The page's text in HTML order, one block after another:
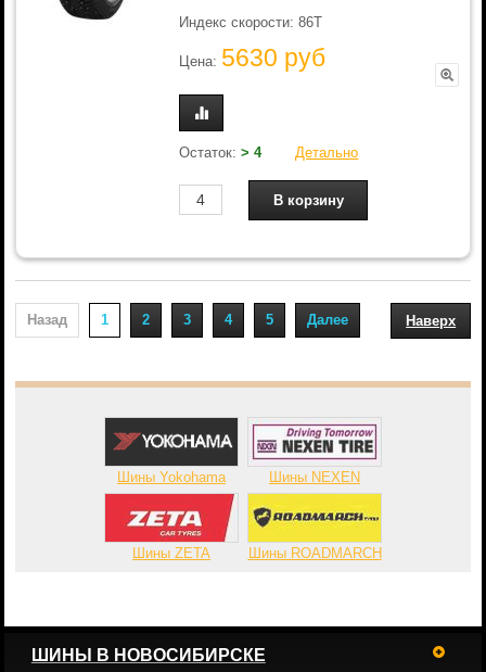
Индекс скорости: 86T
Цена: 5630 руб
Остаток:> 4 Детально
Назад 1 2 3 4 5 Далее Наверх
Шины Yokohama Шины NEXEN
Шины ZETA Шины ROADMARCH
ШИНЫ В НОВОСИБИРСКЕ